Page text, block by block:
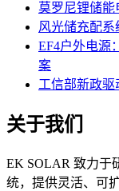
莫罗尼锂储
风光储充配
EF4户外电源
案
工信部新政
关于我们
EK SOLAR 致力于
统，提供灵活、可